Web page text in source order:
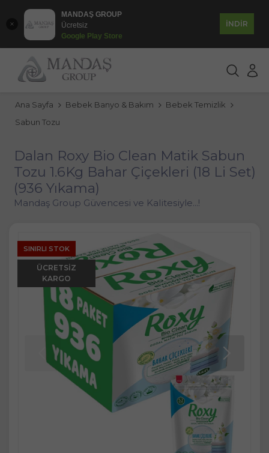
MANDAŞ GROUP
Ücretsiz
Google Play Store
İNDİR
Ana Sayfa Bebek Banyo & Bakım
Bebek Temizlik
Sabun Tozu
Dalan Roxy Bio Clean Matik Sabun
Tozu 1.6Kg Bahar Çiçekleri (18 Li Set)
(936 Yıkama)
Mandaş Group Güvencesi ve Kalitesiyle...!
SINIRLI STOK
ÜCRETSIZ
KARGO